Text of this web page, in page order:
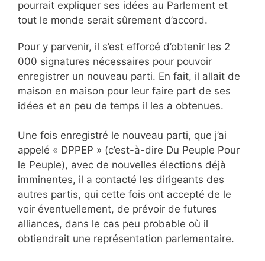
pourrait expliquer ses idées au Parlement et
tout le monde serait sûrement d’accord.
Pour y parvenir, il s’est efforcé d’obtenir les 2
000 signatures nécessaires pour pouvoir
enregistrer un nouveau parti. En fait, il allait de
maison en maison pour leur faire part de ses
idées et en peu de temps il les a obtenues.
Une fois enregistré le nouveau parti, que j’ai
appelé « DPPEP » (c’est-à-dire Du Peuple Pour
le Peuple), avec de nouvelles élections déjà
imminentes, il a contacté les dirigeants des
autres partis, qui cette fois ont accepté de le
voir éventuellement, de prévoir de futures
alliances, dans le cas peu probable où il
obtiendrait une représentation parlementaire.